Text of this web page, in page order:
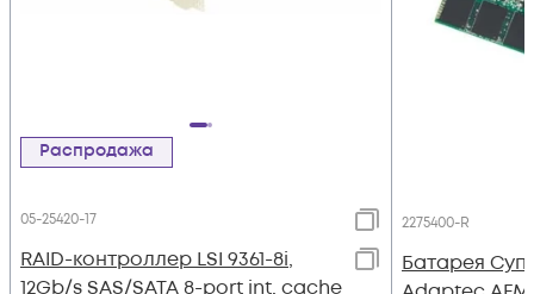
Распродажа
05-25420-17
RAID-контроллер LSI 9361-8i,
12Gb/s SAS/SATA 8-port int, cache
2275400-R
Батарея